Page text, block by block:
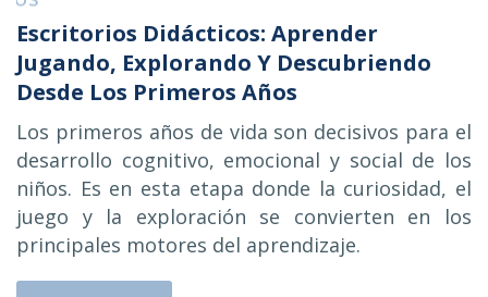
Escritorios Didácticos: Aprender
Jugando, Explorando Y Descubriendo
Desde Los Primeros Años
Los primeros años de vida son decisivos para el
desarrollo cognitivo, emocional y social de los
niños. Es en esta etapa donde la curiosidad, el
juego y la exploración se convierten en los
principales motores del aprendizaje.